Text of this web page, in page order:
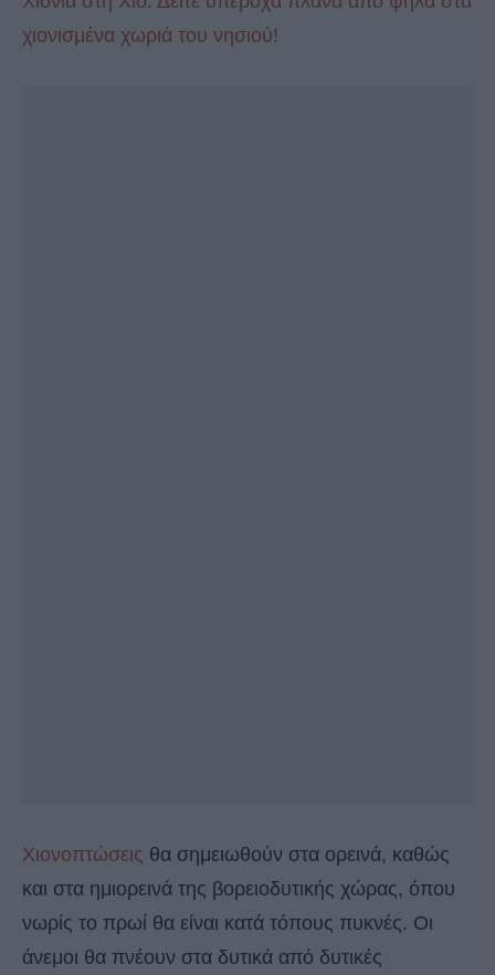
χιονισμένα χωριά του νησιού!
Χιονοπτώσεις θα σημειωθούν στα ορεινά, καθώς
και στα ημιορεινά της βορειοδυτικής χώρας, όπου
νωρίς το πρωί θα είναι κατά τόπους πυκνές. Οι
άνεμοι θα πνέουν στα δυτικά από δυτικές